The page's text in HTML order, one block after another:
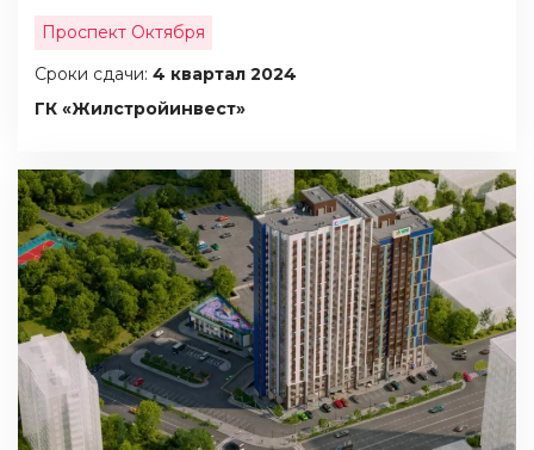
Проспект Октября
Сроки сдачи: 4 квартал 2024
ГК «Жилстройинвест»